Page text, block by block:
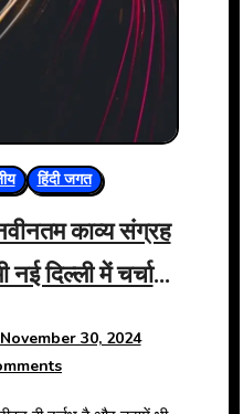
हिंदी जगत
काव्य संग्रह
दिल्ली में चर्चा
November 30, 2024